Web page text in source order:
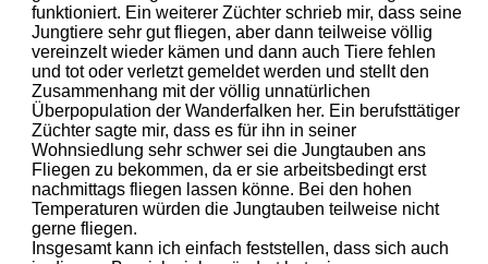
funktioniert. Ein weiterer Züchter schrieb mir, dass seine
Jungtiere sehr gut fliegen, aber dann teilweise völlig
vereinzelt wieder kämen und dann auch Tiere fehlen
und tot oder verletzt gemeldet werden und stellt den
Zusammenhang mit der völlig unnatürlichen
Überpopulation der Wanderfalken her. Ein berufsttätiger
Züchter sagte mir, dass es für ihn in seiner
Wohnsiedlung sehr schwer sei die Jungtauben ans
Fliegen zu bekommen, da er sie arbeitsbedingt erst
nachmittags fliegen lassen könne. Bei den hohen
Temperaturen würden die Jungtauben teilweise nicht
gerne fliegen.
Insgesamt kann ich einfach feststellen, dass sich auch